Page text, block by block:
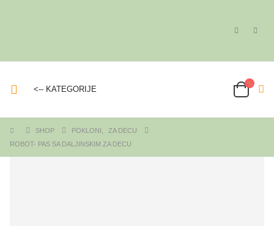
<-- KATEGORIJE
SHOP POKLONI
ZA DECU
ROBOT- PAS SA DALJINSKIM ZA DECU